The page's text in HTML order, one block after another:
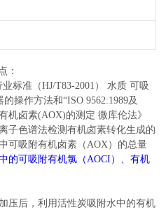
：
标准（HJ/T83-2001） 水质 可吸
的操作方法和“ISO 9562:1989及
机卤素(AOX)的测定 微库伦法》
子色谱法检测有机卤素转化生成的
可吸附有机卤素（AOX）的总量
的可吸附有机氯（AOCI）、有机
压后，利用活性炭吸附水中的有机